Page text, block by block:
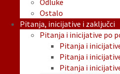
Odluke
Ostalo
Pitanja, inicijative i zaključci
Pitanja i inicijative po
Pitanja i
Pitanja i
Pitanja i